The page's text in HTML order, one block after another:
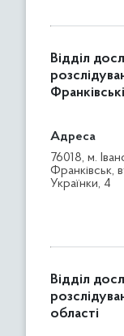
Відділ
Адреса
76018, м.
Франківськ,
Українки, 4
Відділ
області